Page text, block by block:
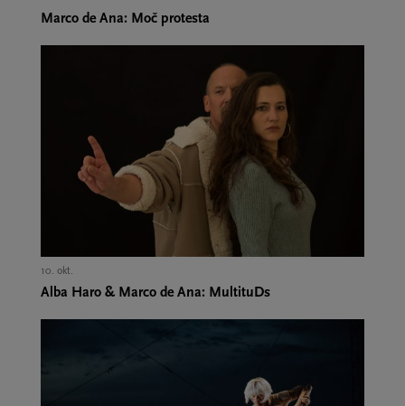
Marco de Ana: Moč protesta
10. okt.,
Alba Haro & Marco de Ana: MultituDs